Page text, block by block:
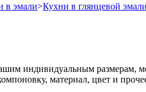
в эмали>Кухни в глянцевой эмали
индивидуальным размерам,
материал, цвет и